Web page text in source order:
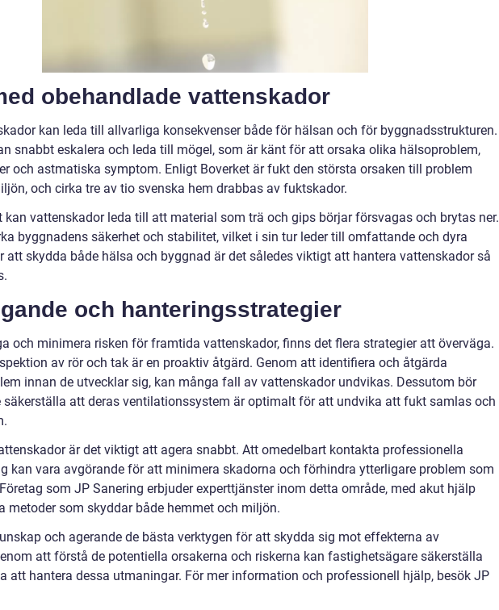
obehandlade vattenskador
kan leda till allvarliga konsekvenser både för hälsan och för byggnadsstrukturen.
snabbt eskalera och leda till mögel, som är känt för att orsaka olika hälsoproblem,
och astmatiska symptom. Enligt Boverket är fukt den största orsaken till problem
och cirka tre av tio svenska hem drabbas av fuktskador.
vattenskador leda till att material som trä och gips börjar försvagas och brytas ner.
byggnadens säkerhet och stabilitet, vilket i sin tur leder till omfattande och dyra
att skydda både hälsa och byggnad är det således viktigt att hantera vattenskador så
och hanteringsstrategier
och minimera risken för framtida vattenskador, finns det flera strategier att överväga.
av rör och tak är en proaktiv åtgärd. Genom att identifiera och åtgärda
innan de utvecklar sig, kan många fall av vattenskador undvikas. Dessutom bör
att deras ventilationssystem är optimalt för att undvika att fukt samlas och
är det viktigt att agera snabbt. Att omedelbart kontakta professionella
kan vara avgörande för att minimera skadorna och förhindra ytterligare problem som
som JP Sanering erbjuder experttjänster inom detta område, med akut hjälp
metoder som skyddar både hemmet och miljön.
och agerande de bästa verktygen för att skydda sig mot effekterna av
att förstå de potentiella orsakerna och riskerna kan fastighetsägare säkerställa
att hantera dessa utmaningar. För mer information och professionell hjälp, besök JP